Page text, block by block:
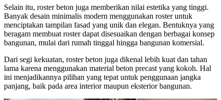
Selain itu, roster beton juga memberikan nilai estetika yang tinggi.
Banyak desain minimalis modern menggunakan roster untuk
menciptakan tampilan fasad yang unik dan elegan. Bentuknya yang
beragam membuat roster dapat disesuaikan dengan berbagai konsep
bangunan, mulai dari rumah tinggal hingga bangunan komersial.
Dari segi kekuatan, roster beton juga dikenal lebih kuat dan tahan
lama karena menggunakan material beton precast yang kokoh. Hal
ini menjadikannya pilihan yang tepat untuk penggunaan jangka
panjang, baik pada area interior maupun eksterior bangunan.